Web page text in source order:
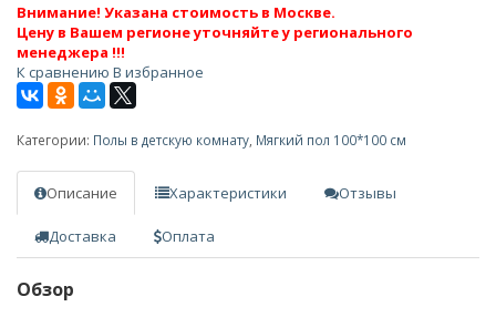
Внимание! Указана стоимость в Москве.
Цену в Вашем регионе уточняйте у регионального
менеджера !!!
К сравнению В избранное
Категории: Полы в детскую комнату Мягкий пол 100*100 см
Описание Характеристики Отзывы
Доставка Оплата
Обзор